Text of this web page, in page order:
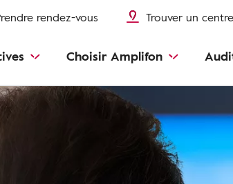
rendez-vous Trouver un centre
Choisir Amplifon